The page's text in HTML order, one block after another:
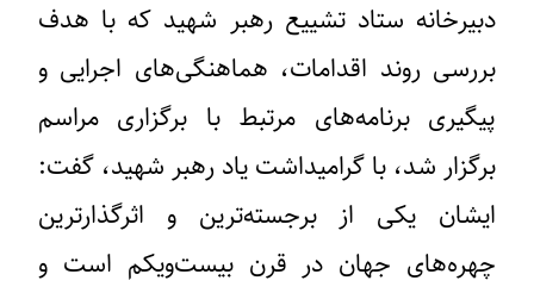
دبیرخانه ستاد تشییع رهبر شهید که با هدف
بررسی روند اقدامات، هماهنگی‌های اجرایی و
پیگیری برنامه‌های مرتبط با برگزاری مراسم
برگزار شد، با گرامیداشت یاد رهبر شهید، گفت:
ایشان یکی از برجسته‌ترین و اثرگذارترین
چهره‌های جهان در قرن بیست‌ویکم است و